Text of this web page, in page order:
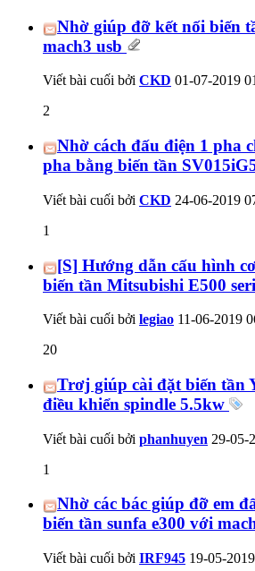
Nhờ giúp đỡ kết nối biến
mach3 usb
Viết bài cuối bởi CKD 01-07-2019
2
Nhờ cách đấu điện 1 pha
pha bằng biến tần
Viết bài cuối bởi CKD 24-06-2019
1
[S] Hướng dẫn cấu hình
biến tần Mitsubishi E500
Viết bài cuối bởi legiao 11-06-2019
20
Trơj giúp cài đặt biến tần
điều khiển spindle 5.5kw
Viết bài cuối bởi phanhuyen 29-05-
1
Nhờ các bác giúp đỡ em
biến tần sunfa e300 với
Viết bài cuối bởi IRF945 19-05-2019